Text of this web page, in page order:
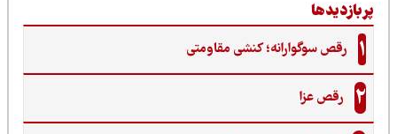
رقص سوگوارانه؛ کنشی مقاومتی
رقص عزا